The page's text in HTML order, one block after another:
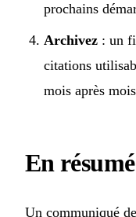
prochains
Archivez : un
citations
mois après
En résumé
Un communiqué